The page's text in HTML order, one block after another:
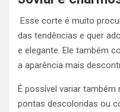
Esse corte é muito
das tendências e quer
e elegante. Ele também
a aparência mais
É possível variar
pontas descoloridas ou